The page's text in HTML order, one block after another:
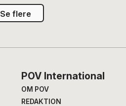
Se flere
POV International
OM POV
REDAKTION